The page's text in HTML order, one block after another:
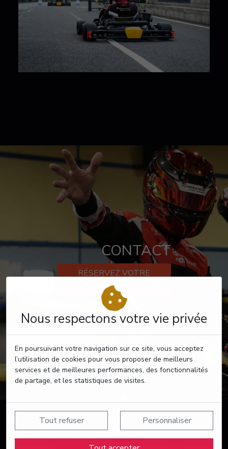
Nous respectons votre vie privée
En poursuivant votre navigation sur ce site, vous acceptez
l’utilisation de cookies pour vous proposer de meilleurs
services et de meilleures performances, des fonctionnalités
de partage, et les statistiques de visites.
Tout refuser Personnaliser
CONTACT
RÉSERVEZ VOTRE
PASSAGE
Suivez nos actualités